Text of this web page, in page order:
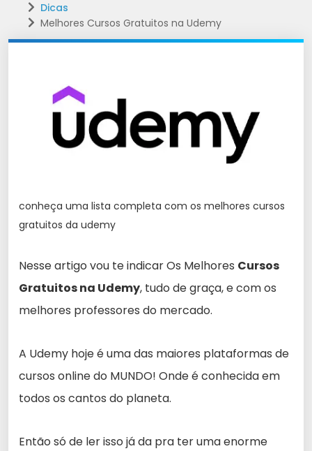
Dicas
Melhores Cursos Gratuitos na Udemy
conheça uma lista completa com os melhores cursos
gratuitos da udemy
Nesse artigo vou te indicar Os Melhores Cursos
Gratuitos na Udemy, tudo de graça, e com os
melhores professores do mercado.
A Udemy hoje é uma das maiores plataformas de
cursos online do MUNDO! Onde é conhecida em
todos os cantos do planeta.
Então só de ler isso já da pra ter uma enorme